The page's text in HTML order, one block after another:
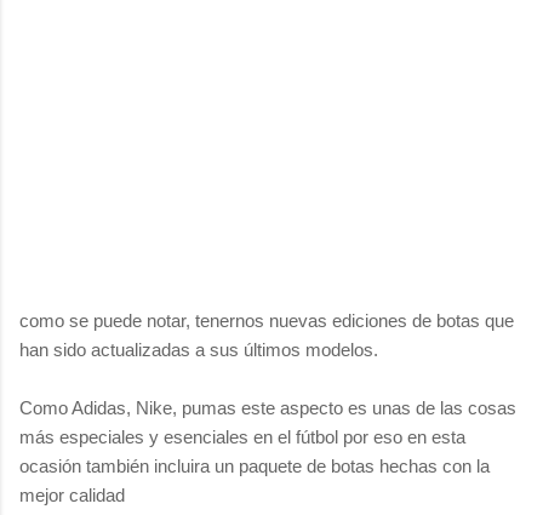
como se puede notar, tenernos nuevas ediciones de botas que
han sido actualizadas a sus últimos modelos.
Como Adidas, Nike, pumas este aspecto es unas de las cosas
más especiales y esenciales en el fútbol por eso en esta
ocasión también incluira un paquete de botas hechas con la
mejor calidad